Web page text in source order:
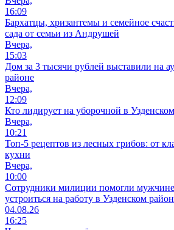
16:09
Бархатцы, хризантемы и семейное
сада от семьи из Андрушей
Вчера,
15:03
Дом за 3 тысячи рублей выставили на
районе
Вчера,
12:09
Кто лидирует на уборочной в
Вчера,
10:21
Топ-5 рецептов из лесных грибов: от
кухни
Вчера,
10:00
Сотрудники милиции помогли
устроиться на работу в Узденском
04.08.26
16:25